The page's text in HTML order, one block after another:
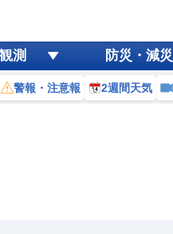
測 防災・減災
警報・注意報 2週間天気